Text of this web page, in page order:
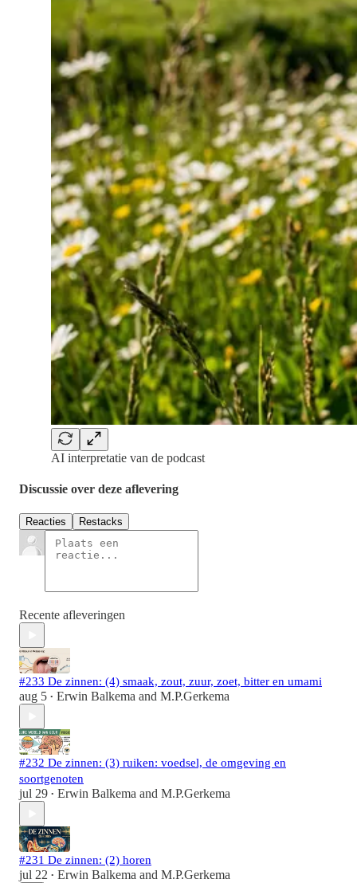
AI interpretatie van de podcast
Discussie over deze aflevering
Reacties Restacks
Recente afleveringen
#233 De zinnen: (4) smaak, zout, zuur, zoet, bitter en umami
aug 5 • Erwin Balkema and M.P.Gerkema
#232 De zinnen: (3) ruiken: voedsel, de omgeving en
soortgenoten
jul 29 • Erwin Balkema and M.P.Gerkema
#231 De zinnen: (2) horen
jul 22 • Erwin Balkema and M.P.Gerkema